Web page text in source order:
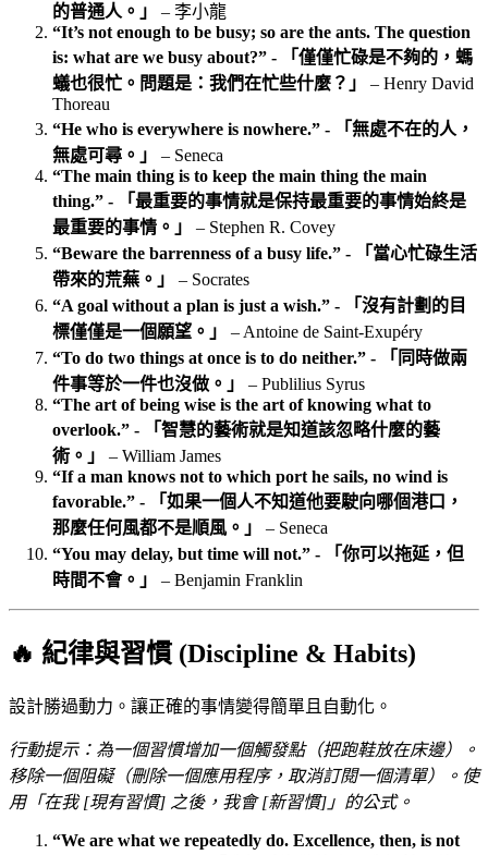
的普通人。」
– 李小龍
“It’s not enough to be busy; so are the ants. The question
is: what are we busy about?” - 「僅僅忙碌是不夠的，螞
蟻也很忙。問題是：我們在忙些什麼？」
– Henry David
Thoreau
“He who is everywhere is nowhere.” - 「無處不在的人，
無處可尋。」
– Seneca
“The main thing is to keep the main thing the main
thing.” - 「最重要的事情就是保持最重要的事情始終是
最重要的事情。」
– Stephen R. Covey
“Beware the barrenness of a busy life.” - 「當心忙碌生活
帶來的荒蕪。」
– Socrates
“A goal without a plan is just a wish.” - 「沒有計劃的目
標僅僅是一個願望。」
– Antoine de Saint‑Exupéry
“To do two things at once is to do neither.” - 「同時做兩
件事等於一件也沒做。」
– Publilius Syrus
“The art of being wise is the art of knowing what to
overlook.” - 「智慧的藝術就是知道該忽略什麼的藝
術。」
– William James
“If a man knows not to which port he sails, no wind is
favorable.” - 「如果一個人不知道他要駛向哪個港口，
那麼任何風都不是順風。」
– Seneca
“You may delay, but time will not.” - 「你可以拖延，但
時間不會。」
– Benjamin Franklin
🔥 紀律與習慣 (Discipline & Habits)
設計勝過動力。讓正確的事情變得簡單且自動化。
行動提示：為一個習慣增加一個觸發點（把跑鞋放在床邊）。
移除一個阻礙（刪除一個應用程序，取消訂閱一個清單）。使
用「在我 [現有習慣] 之後，我會 [新習慣]」的公式。
“We are what we repeatedly do. Excellence, then, is not